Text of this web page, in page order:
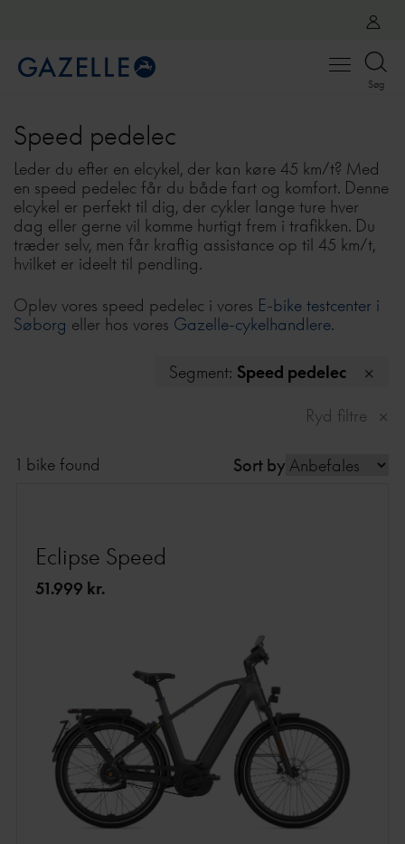
Open
Søg
Speed pedelec
Leder du efter en elcykel, der kan køre 45 km/t? Med
en speed pedelec får du både fart og komfort. Denne
elcykel er perfekt til dig, der cykler lange ture hver
dag eller gerne vil komme hurtigt frem i trafikken. Du
træder selv, men får kraftig assistance op til 45 km/t,
hvilket er ideelt til pendling.
Oplev vores speed pedelec i vores E-bike testcenter i
Søborg eller hos vores Gazelle-cykelhandlere.
Segment: Speed pedelec
Ryd filtre
1 bike found Sort by
Eclipse Speed
51.999 kr.